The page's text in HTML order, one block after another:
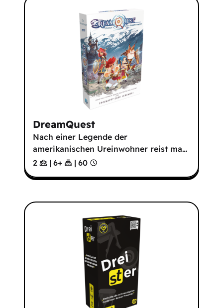
DreamQuest
Nach einer Legende der
amerikanischen Ureinwohner reist ma…
2
| 6+ | 60